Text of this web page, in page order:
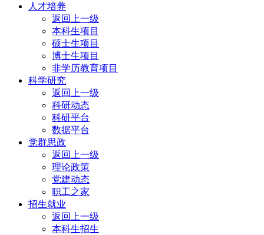
人才培养
返回上一级
本科生项目
硕士生项目
博士生项目
非学历教育项目
科学研究
返回上一级
科研动态
科研平台
数据平台
党群思政
返回上一级
理论政策
党建动态
职工之家
招生就业
返回上一级
本科生招生